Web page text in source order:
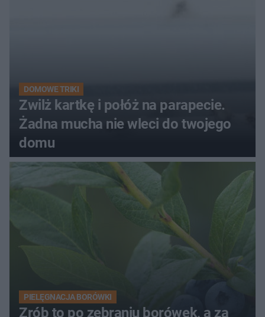
DOMOWE TRIKI
Zwilż kartkę i połóż na parapecie.
Żadna mucha nie wleci do twojego
domu
PIELĘGNACJA BORÓWKI
Zrób to po zebraniu borówek, a za